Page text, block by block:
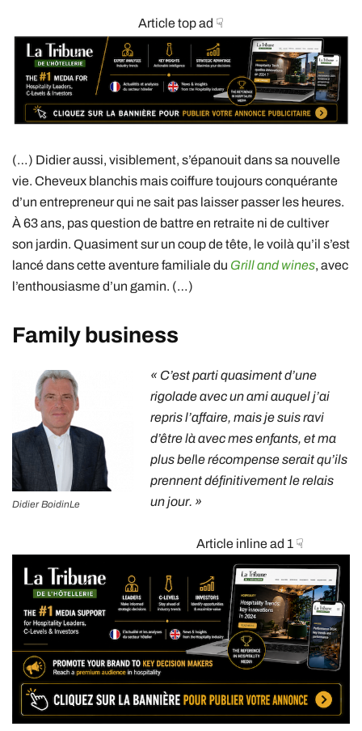
Article top ad ☟
(…) Didier aussi, visiblement, s’épanouit dans sa nouvelle
vie. Cheveux blanchis mais coiffure toujours conquérante
d’un entrepreneur qui ne sait pas laisser passer les heures.
À 63 ans, pas question de battre en retraite ni de cultiver
son jardin. Quasiment sur un coup de tête, le voilà qu’il s’est
lancé dans cette aventure familiale du Grill and wines, avec
l’enthousiasme d’un gamin. (…)
Family business
Didier BoidinLe
« C’est parti quasiment d’une
rigolade avec un ami auquel j’ai
repris l’affaire, mais je suis ravi
d’être là avec mes enfants, et ma
plus belle récompense serait qu’ils
prennent définitivement le relais
un jour. »
Article inline ad 1 ☟